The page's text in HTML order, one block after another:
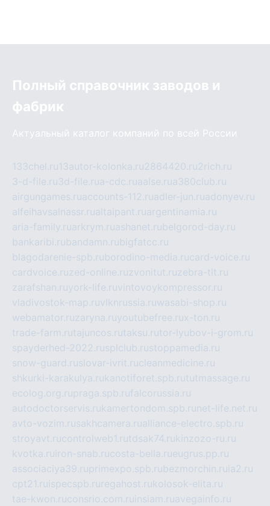
Полный справочник заводов и
фабрик
Актуальный каталог компаний по всей России
133chel.ru13autor-kolonka.ru2864420.ru2rich.ru
3-d-file.ru3d-file.rua-cdc.ruaalse.rua380club.ru
airgungames.ruaccounts-112.ruadler-jun.ruadonyev.ru
alfeihavsalnassr.rualtaipant.ruargentinamia.ru
aria-family.ruarkrym.ruashanet.rubelgorod-day.ru
bankaribi.rubandamn.rubigfatcc.ru
blagodarenie-spb.ruborodino-media.rucard-voice.ru
cardvoice.ruzed-online.ruzvonitut.ruzebra-tlt.ru
zarafshan.ruyork-life.ruvintovoykompressor.ru
vladivostok-map.ruvlknrussia.ruwasabi-shop.ru
webamator.ruzaryna.ruyoutubefree.rux-ton.ru
trade-farm.rutajuncos.rutaksu.rutor-lyubov-i-grom.ru
spayderhed-2022.rusplclub.rustoppamedia.ru
snow-guard.ruslovar-ivrit.rucleanmedicine.ru
shkurki-karakulya.rukanotiforet.spb.rututmassage.ru
ecolog.org.rupraga.spb.rufalcorussia.ru
autodoctorservis.rukamertondom.spb.ru net-life.net.ru
avto-vozim.rusakhcamera.rualliance-electro.spb.ru
stroyavt.rucontrolweb1.rutdsak74.rukinzozo-ru.ru
kvotka.ru iron-snab.rucosta-bella.rueugrus.pp.ru
associaciya39.ruprimexpo.spb.rubezmorchin.ru ia2.ru
cpt21.ru ispecspb.ru regahost.rukolosok-elita.ru
tae-kwon.ruconsrio.com.ru insiam.ruavegainfo.ru